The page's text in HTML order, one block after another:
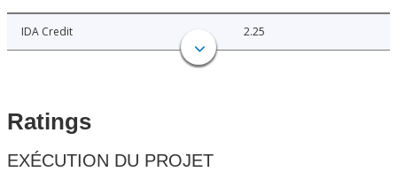
IDA Credit 2.25
Ratings
EXÉCUTION DU PROJET